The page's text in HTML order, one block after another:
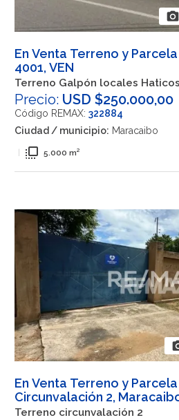
photo_camera
En Venta Terreno y
4001, VEN
Terreno Galpón locales Haticos
Precio: USD $250.000,00
Código REMAX: 322884
Ciudad / municipio: Maracaibo
flip_to_front 5.000 m²
En Venta Terreno y
Circunvalación 2,
Terreno circunvalación 2